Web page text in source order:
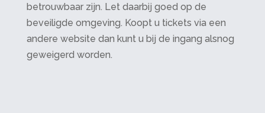
betrouwbaar zijn. Let daarbij goed op de
beveiligde omgeving. Koopt u tickets via een
andere website dan kunt u bij de ingang alsnog
geweigerd worden.